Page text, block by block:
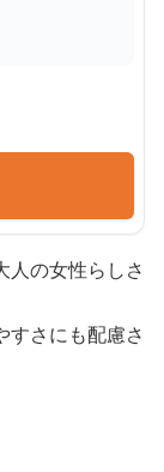
人の女性らしさ
すさにも配慮さ